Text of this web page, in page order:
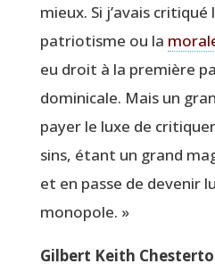
mieux. Si j’a­vais cri­ti­qué
patrio­tisme ou la
eu droit à la pre­mière
domi­ni­cale. Mais un
payer le luxe de
sins, étant un grand
et en passe de deve­nir
monopole. »
Gil­bert Keith